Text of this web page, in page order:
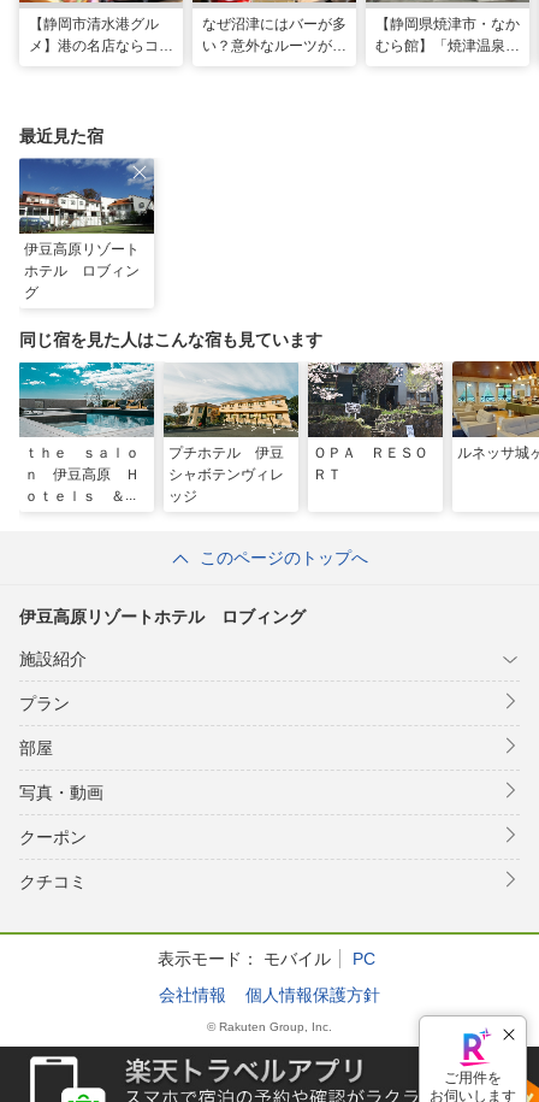
【静岡市清水港グル
メ】港の名店ならコ
なぜ沼津にはバーが多
い？意外なルーツがわ
【静岡県焼津市・なか
むら館】「焼津温泉」
最近見た宿
伊豆高原リゾート
ホテル ロブィン
グ
同じ宿を見た人はこんな宿も見ています
ｔｈｅ ｓａｌｏ
ｎ 伊豆高原 Ｈ
ｏｔｅｌｓ ＆
プチホテル 伊豆
シャボテンヴィレ
ッジ
ＯＰＡ ＲＥＳＯ
ＲＴ
ルネッサ城
このページのトップへ
伊豆高原リゾートホテル ロブィング
施設紹介
プラン
部屋
写真・動画
クーポン
クチコミ
表示モード： モバイル
PC
会社情報
個人情報保護方針
© Rakuten Group, Inc.
ご用件を
お伺いします